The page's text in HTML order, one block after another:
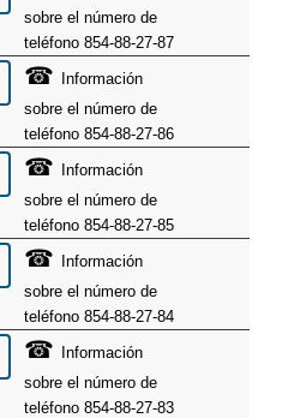
sobre el número de
teléfono 854-88-27-87
☎
Información
sobre el número de
teléfono 854-88-27-86
☎
Información
sobre el número de
teléfono 854-88-27-85
☎
Información
sobre el número de
teléfono 854-88-27-84
☎
Información
sobre el número de
teléfono 854-88-27-83